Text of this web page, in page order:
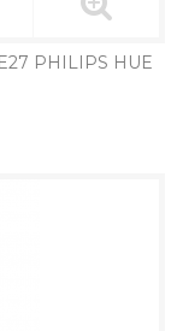
PHILIPS HUE